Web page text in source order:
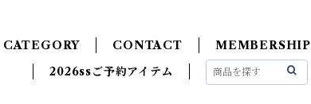
CATEGORY CONTACT MEMBERSHIP
2026ssご予約アイテム